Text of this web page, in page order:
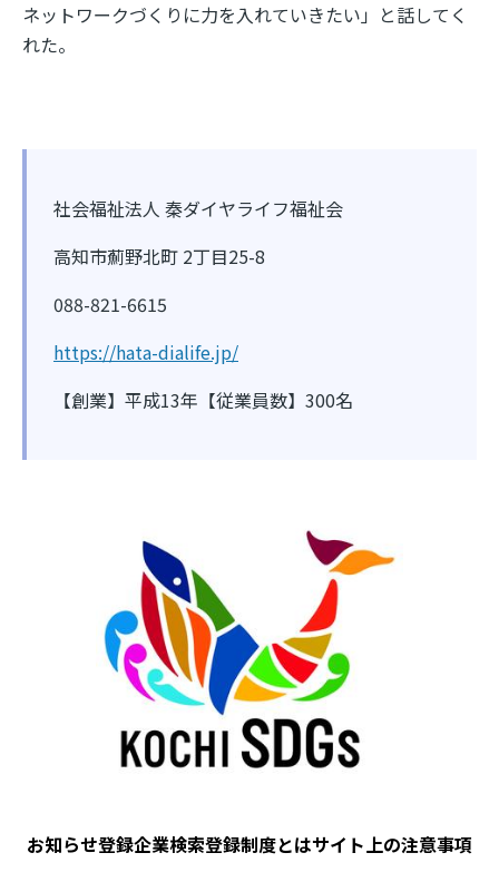
ネットワークづくりに力を入れていきたい」と話してく
れた。
社会福祉法人 秦ダイヤライフ福祉会
高知市薊野北町 2丁目25-8
088-821-6615
https://hata-dialife.jp/
【創業】平成13年【従業員数】 300名
お知らせ登録企業検索登録制度とはサイト上の注意事項